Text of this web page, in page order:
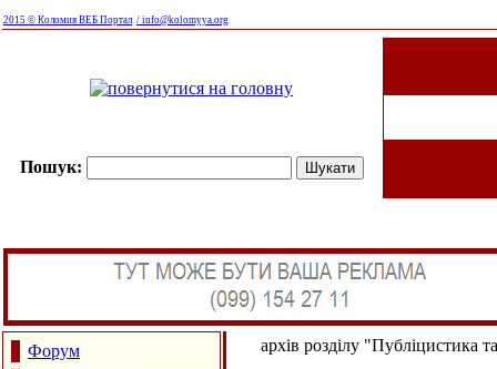
2015 © Коломия ВЕБ Портал / info@kolomyya.org
Пошук:
Форум
архів розділу "Публіцистика